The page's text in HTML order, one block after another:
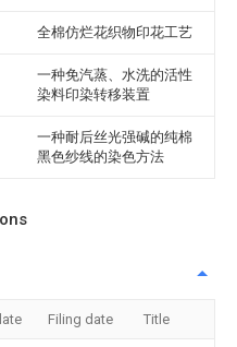
全棉仿烂花织物印花工艺
一种免汽蒸、水洗的活性
染料印染转移装置
一种耐后丝光强碱的纯棉
黑色纱线的染色方法
Filing date Title